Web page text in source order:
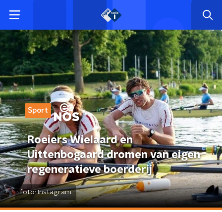
Sport
Roeiers Wielaard en
Uittenbogaard dromen van eigen
regeneratieve boerderij
foto:Instagram